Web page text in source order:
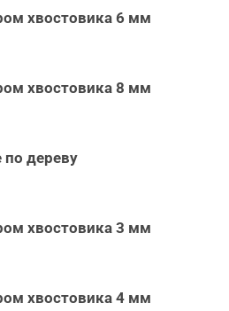
хвостовика 6 мм
хвостовика 8 мм
дереву
хвостовика 3 мм
хвостовика 4 мм